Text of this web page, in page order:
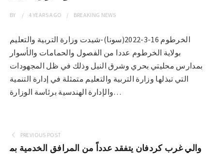
BY 4 YEARSAGO BREAKING NEWS
الخرطوم 16-3-2022(سونا)-شيدت وزارة التربية والتعليم
بولاية الخرطوم عددا من الفصول والحمامات والأسوار
بمدارس محليتي بحري وشرق النيل وذلك في ظل المجهودات
التي تبذلها وزارة التربية والتعليم متمثلة في إدارة التنمية
والإدارة الهندسية برئاسة الوزارة…
PREVIOUS POST
والي غرب كردفان يتفقد عدداً من المرافق الخدمية بم